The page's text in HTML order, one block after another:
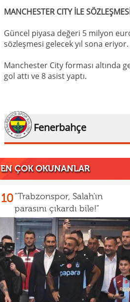
MANCHESTER CITY İLE
Güncel piyasa değeri 5 milyon
sözleşmesi gelecek yıl sona eriyor.
Manchester City forması altında
gol attı ve 8 asist yaptı.
Fenerbahçe
EN ÇOK OKUNANLAR
10 "Trabzonspor, Salah'ın
parasını çıkardı bile!"